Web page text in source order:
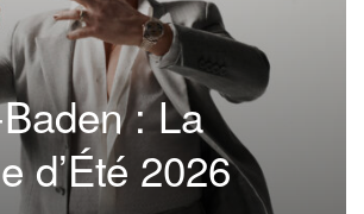
: La
d’Été 2026